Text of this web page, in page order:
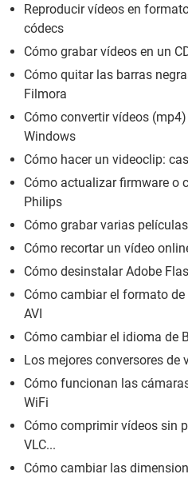
Reproducir vídeos en
códecs
Cómo grabar vídeos en un
Cómo quitar las barras
Filmora
Cómo convertir vídeos
Windows
Cómo hacer un videoclip:
Cómo actualizar firmware o
Philips
Cómo grabar varias
Cómo recortar un vídeo
Cómo desinstalar Adobe
Cómo cambiar el formato
AVI
Cómo cambiar el idioma de
Los mejores conversores de
Cómo funcionan las
WiFi
Cómo comprimir vídeos sin
VLC...
Cómo cambiar las